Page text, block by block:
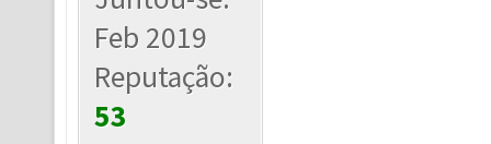
Feb 2019
Reputação:
53